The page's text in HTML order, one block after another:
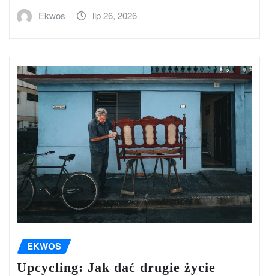
Ekwos lip 26, 2026
EKWOS
Upcycling: Jak dać drugie życie